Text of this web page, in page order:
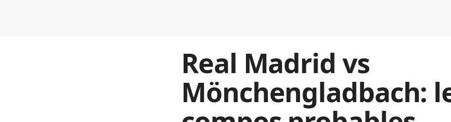
Real Madrid vs
Mönchengladbach: